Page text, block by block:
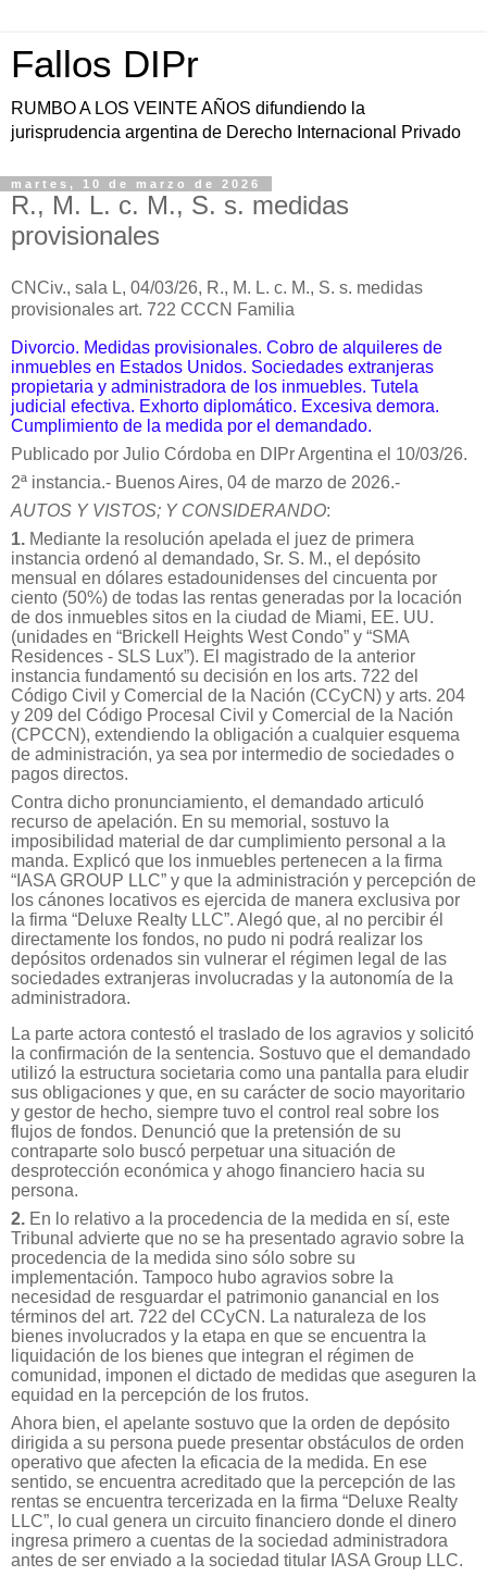
Fallos DIPr
RUMBO A LOS VEINTE AÑOS difundiendo la
jurisprudencia argentina de Derecho Internacional Privado
martes, 10 de marzo de 2026
R., M. L. c. M., S. s. medidas
provisionales
CNCiv., sala L, 04/03/26, R., M. L. c. M., S. s. medidas
provisionales art. 722 CCCN Familia
Divorcio. Medidas provisionales. Cobro de alquileres de
inmuebles en Estados Unidos. Sociedades extranjeras
propietaria y administradora de los inmuebles. Tutela
judicial efectiva. Exhorto diplomático. Excesiva demora.
Cumplimiento de la medida por el demandado.
Publicado por Julio Córdoba en DIPr Argentina el 10/03/26.
2ª instancia.- Buenos Aires, 04 de marzo de 2026.-
AUTOS Y VISTOS; Y CONSIDERANDO:
1. Mediante la resolución apelada el juez de primera
instancia ordenó al demandado, Sr. S. M., el depósito
mensual en dólares estadounidenses del cincuenta por
ciento (50%) de todas las rentas generadas por la locación
de dos inmuebles sitos en la ciudad de Miami, EE. UU.
(unidades en “Brickell Heights West Condo” y “SMA
Residences - SLS Lux”). El magistrado de la anterior
instancia fundamentó su decisión en los arts. 722 del
Código Civil y Comercial de la Nación (CCyCN) y arts. 204
y 209 del Código Procesal Civil y Comercial de la Nación
(CPCCN), extendiendo la obligación a cualquier esquema
de administración, ya sea por intermedio de sociedades o
pagos directos.
Contra dicho pronunciamiento, el demandado articuló
recurso de apelación. En su memorial, sostuvo la
imposibilidad material de dar cumplimiento personal a la
manda. Explicó que los inmuebles pertenecen a la firma
“IASA GROUP LLC” y que la administración y percepción de
los cánones locativos es ejercida de manera exclusiva por
la firma “Deluxe Realty LLC”. Alegó que, al no percibir él
directamente los fondos, no pudo ni podrá realizar los
depósitos ordenados sin vulnerar el régimen legal de las
sociedades extranjeras involucradas y la autonomía de la
administradora.
La parte actora contestó el traslado de los agravios y solicitó
la confirmación de la sentencia. Sostuvo que el demandado
utilizó la estructura societaria como una pantalla para eludir
sus obligaciones y que, en su carácter de socio mayoritario
y gestor de hecho, siempre tuvo el control real sobre los
flujos de fondos. Denunció que la pretensión de su
contraparte solo buscó perpetuar una situación de
desprotección económica y ahogo financiero hacia su
persona.
2. En lo relativo a la procedencia de la medida en sí, este
Tribunal advierte que no se ha presentado agravio sobre la
procedencia de la medida sino sólo sobre su
implementación. Tampoco hubo agravios sobre la
necesidad de resguardar el patrimonio ganancial en los
términos del art. 722 del CCyCN. La naturaleza de los
bienes involucrados y la etapa en que se encuentra la
liquidación de los bienes que integran el régimen de
comunidad, imponen el dictado de medidas que aseguren la
equidad en la percepción de los frutos.
Ahora bien, el apelante sostuvo que la orden de depósito
dirigida a su persona puede presentar obstáculos de orden
operativo que afecten la eficacia de la medida. En ese
sentido, se encuentra acreditado que la percepción de las
rentas se encuentra tercerizada en la firma “Deluxe Realty
LLC”, lo cual genera un circuito financiero donde el dinero
ingresa primero a cuentas de la sociedad administradora
antes de ser enviado a la sociedad titular IASA Group LLC.